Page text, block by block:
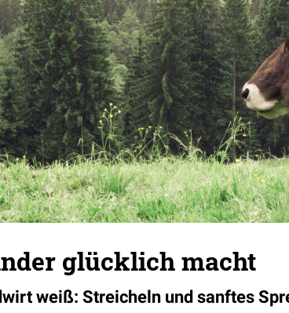
glücklich macht
weiß: Streicheln und sanftes